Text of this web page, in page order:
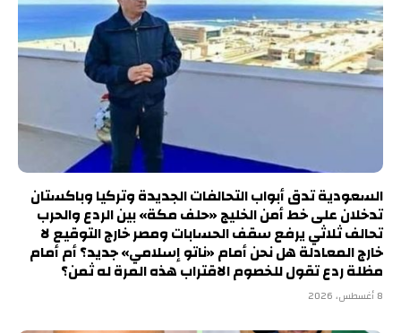
السعودية تدق أبواب التحالفات الجديدة وتركيا وباكستان
تدخلان على خط أمن الخليج «حلف مكة» بين الردع والحرب
تحالف ثلاثي يرفع سقف الحسابات ومصر خارج التوقيع لا
خارج المعادلة هل نحن أمام «ناتو إسلامي» جديد؟ أم أمام
مظلة ردع تقول للخصوم الاقتراب هذه المرة له ثمن؟
8 أغسطس، 2026